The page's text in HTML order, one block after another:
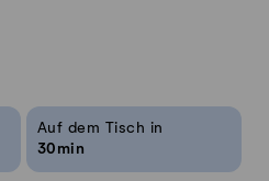
Auf dem Tisch in
30min